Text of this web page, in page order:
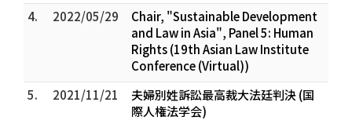
4.
2022/05/29
Chair, "Sustainable Development
and Law in Asia", Panel 5: Human
Rights (19th Asian Law Institute
Conference (Virtual))
5.
2021/11/21
夫婦別姓訴訟最高裁大法廷判決 (国
際人権法学会)